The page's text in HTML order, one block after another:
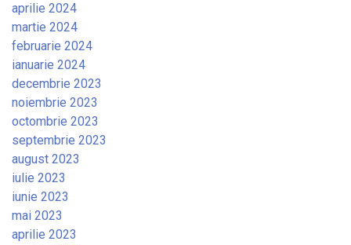
aprilie 2024
martie 2024
februarie 2024
ianuarie 2024
decembrie 2023
noiembrie 2023
octombrie 2023
septembrie 2023
august 2023
iulie 2023
iunie 2023
mai 2023
aprilie 2023